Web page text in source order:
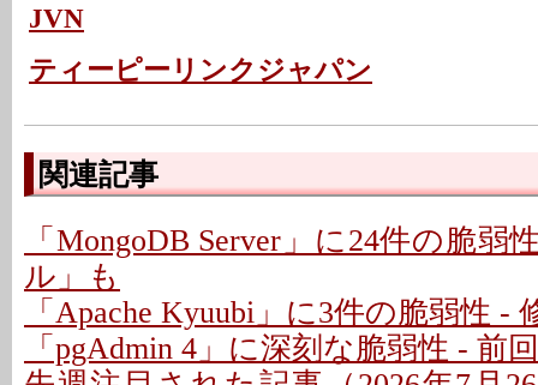
JVN
ティーピーリンクジャパン
関連記事
「MongoDB Server」に24件の脆
ル」も
「Apache Kyuubi」に3件の脆弱性 -
「pgAdmin 4」に深刻な脆弱性 - 前